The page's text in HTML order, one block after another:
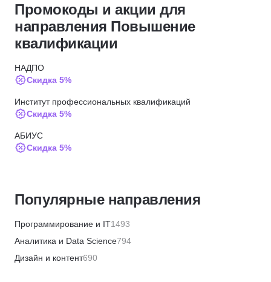
Промокоды и акции для
направления Повышение
квалификации
НАДПО
Скидка 5%
Институт профессиональных квалификаций
Скидка 5%
АБИУС
Скидка 5%
НЦРДО
НИПКЭФ
Популярные направления
Программирование и IT1493
Аналитика и Data Science794
Дизайн и контент690